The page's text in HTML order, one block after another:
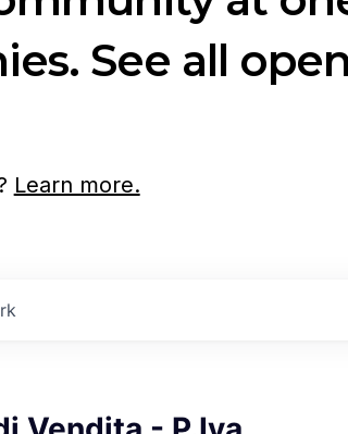
See all
Learn more.